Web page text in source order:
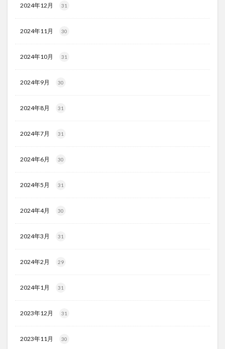
2024年12月 31
2024年11月 30
2024年10月 31
2024年9月 30
2024年8月 31
2024年7月 31
2024年6月 30
2024年5月 31
2024年4月 30
2024年3月 31
2024年2月 29
2024年1月 31
2023年12月 31
2023年11月 30